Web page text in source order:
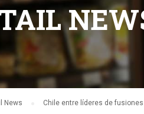
News Chile entre líderes de